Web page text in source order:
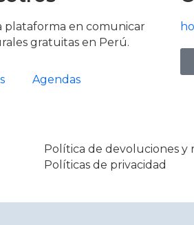
plataforma en comunicar
gratuitas en Perú.
Agendas
Política de devoluciones y
Políticas de privacidad